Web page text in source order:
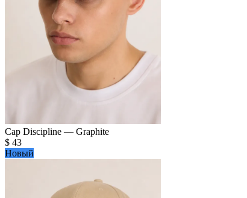
Cap Discipline — Graphite
$ 43
Новый